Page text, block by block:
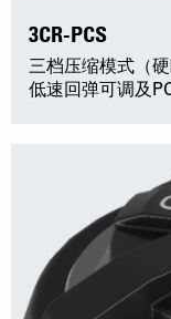
3CR-PCS
三档压缩模式（
低速回弹可调及